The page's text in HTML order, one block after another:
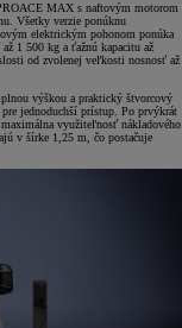
MAX s naftovým motorom
Všetky verzie ponúknu
elektrickým pohonom ponúka
1 500 kg a ťažnú kapacitu až
od zvolenej veľkosti nosnosť až
výškou a praktický štvorcový
jednoduchší prístup. Po prvýkrát
využiteľnosť nákladového
v šírke 1,25 m, čo postačuje